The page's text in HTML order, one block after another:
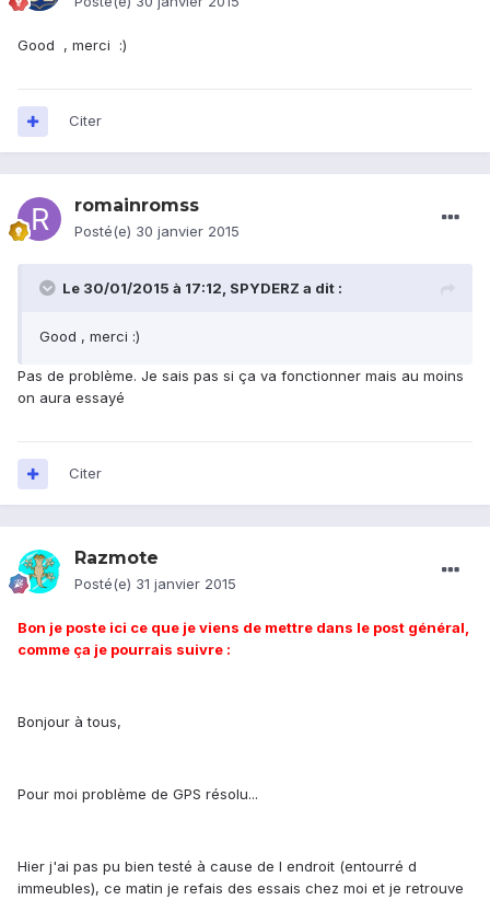
Good , merci :)
Citer
romainromss
Posté(e) 30 janvier 2015
Le 30/01/2015 à 17:12, SPYDERZ a dit :
Good , merci :)
Pas de problème. Je sais pas si ça va fonctionner mais au moins
on aura essayé
Citer
Razmote
Posté(e) 31 janvier 2015
Bon je poste ici ce que je viens de mettre dans le post général,
comme ça je pourrais suivre :
Bonjour à tous,
Pour moi problème de GPS résolu...
Hier j'ai pas pu bien testé à cause de l endroit (entourré d
immeubles), ce matin je refais des essais chez moi et je retrouve